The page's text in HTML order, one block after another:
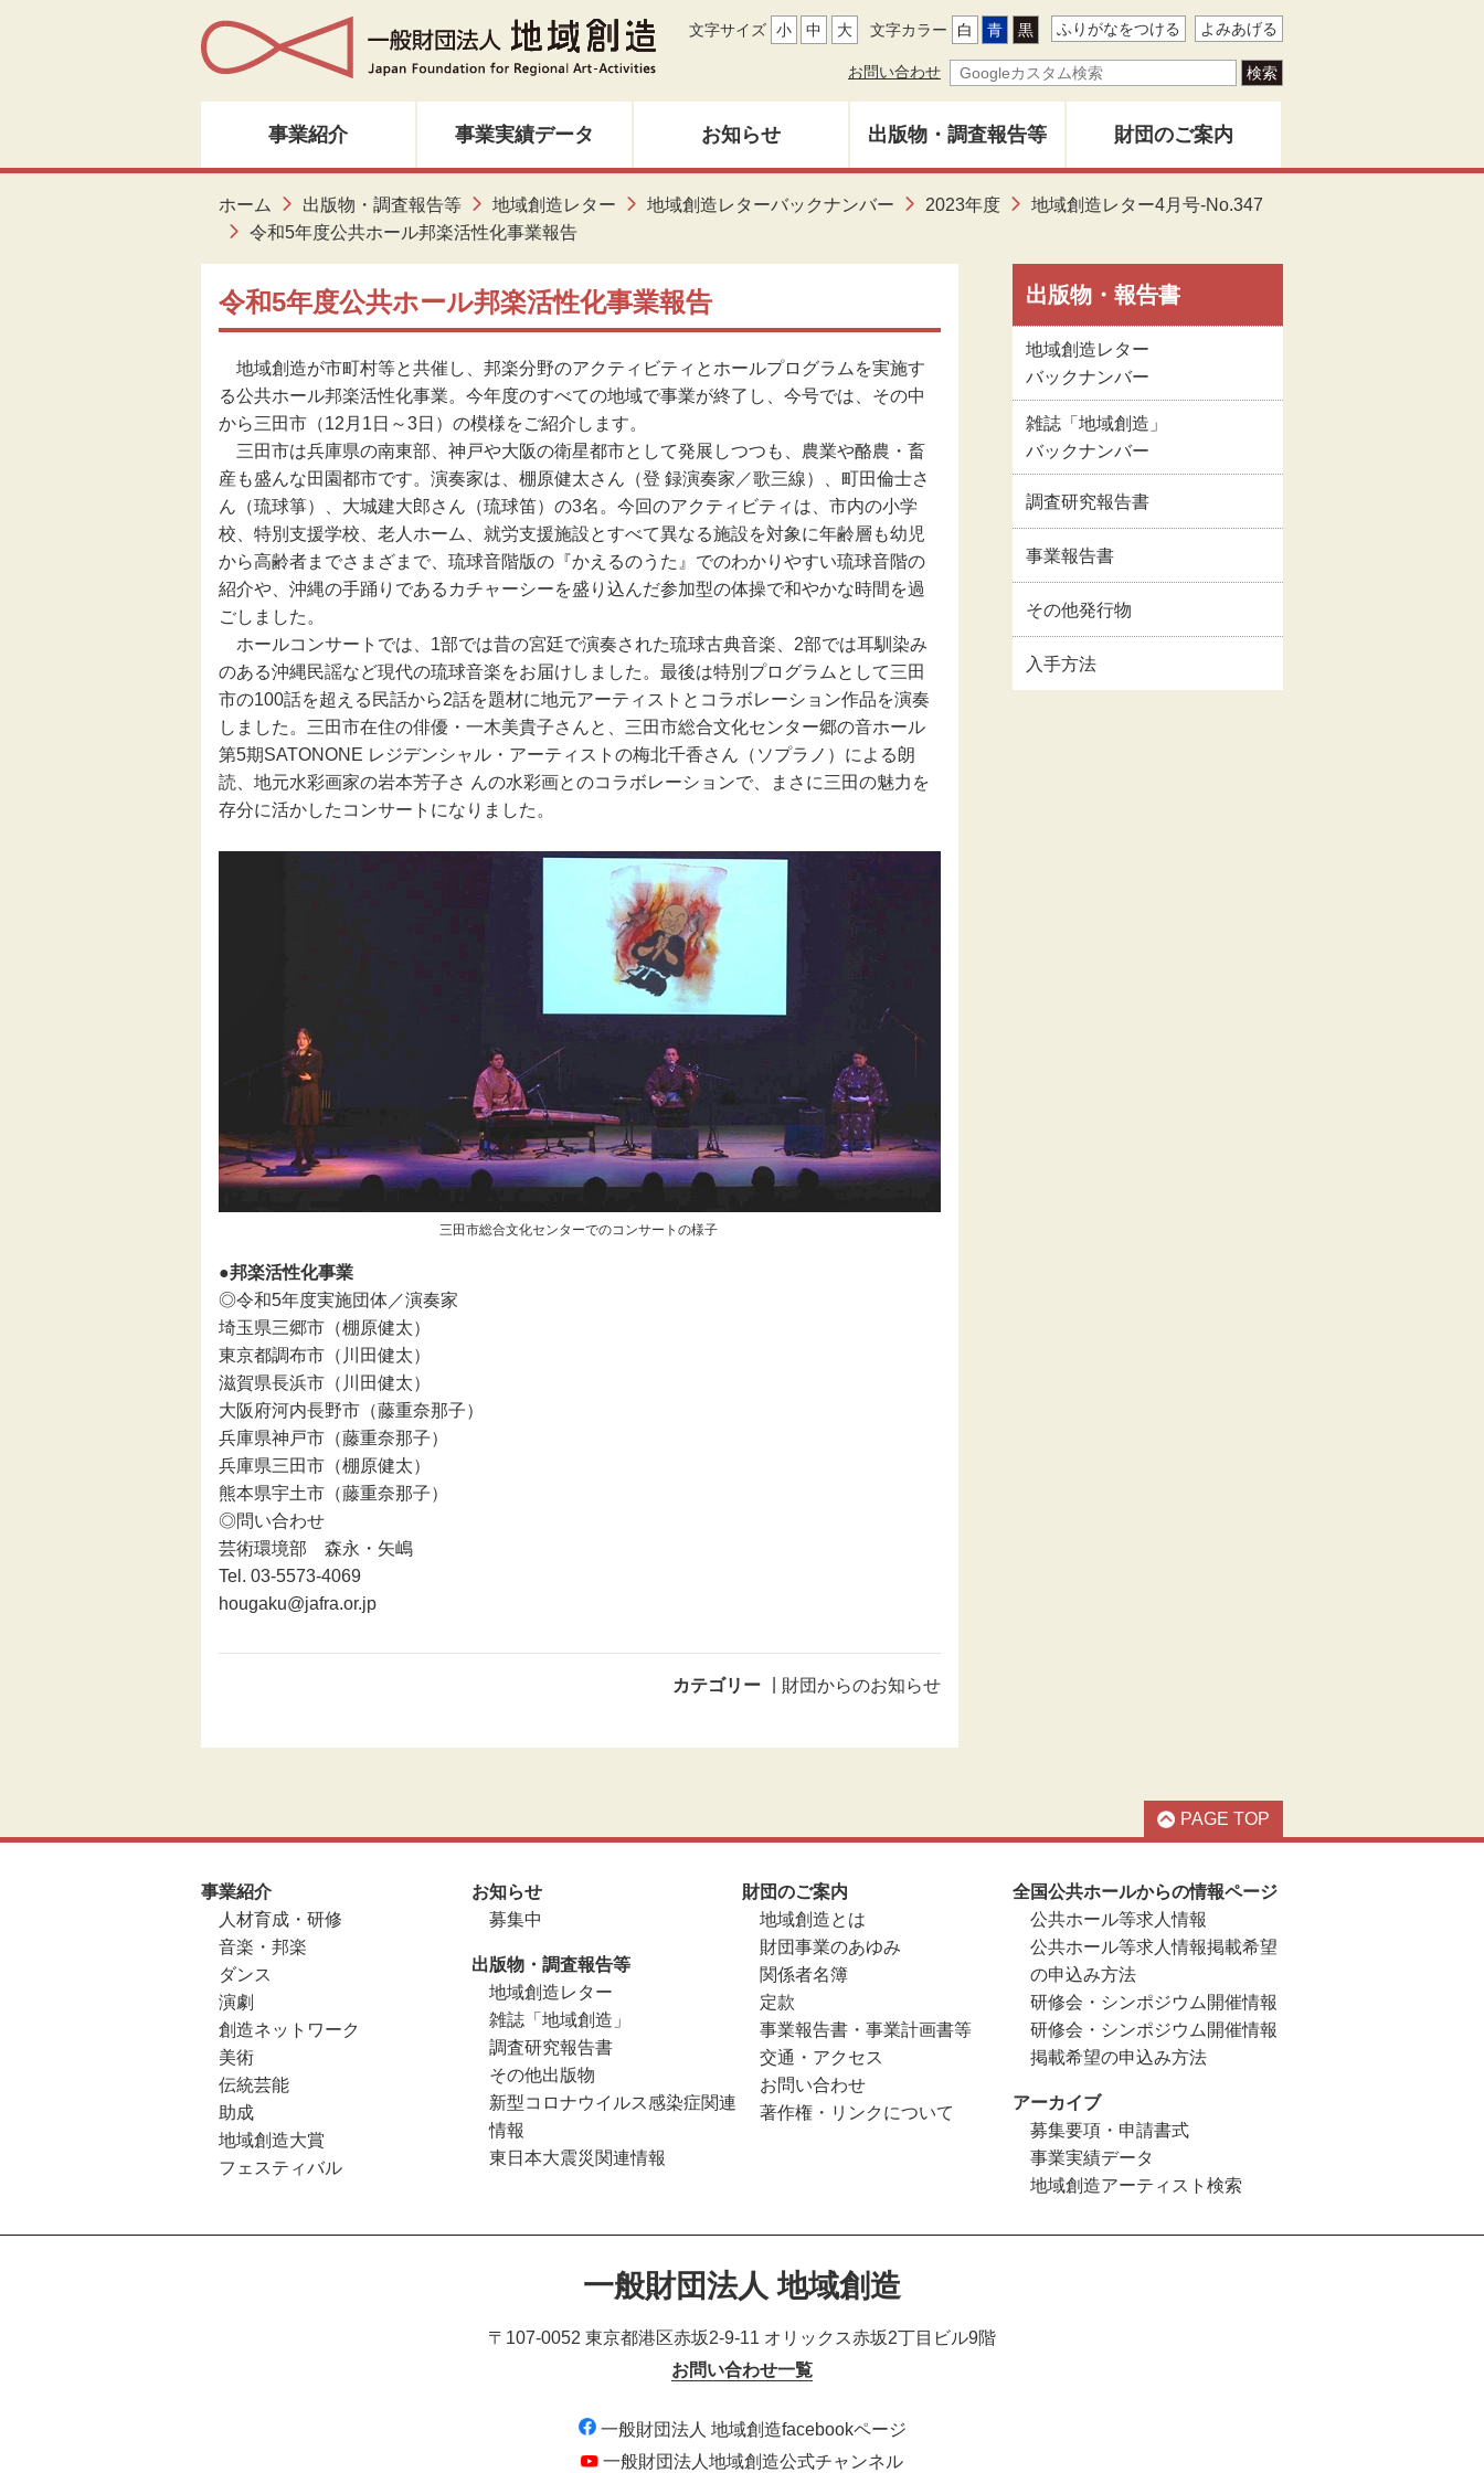
文字サイズ 小 中 大 文字カラー 白 青 黒 ふりがなをつける よみあげる
お問い合わせ
事業紹介
人材育成・研修
ダンス
演劇
創造ネットワーク
美術
伝統芸能
助成
フェスティバル
地域創造大賞
事業実績データ お知らせ
募集中
出版物・調査報告等
地域創造レター
雑誌「地域創造」
調査研究報告書
その他出版物
新型コロナウイルス
感染症関連情報
東日本大震災関連情
財団のご案内
地域創造とは
財団事業のあゆみ
関係者名簿
事業報告書・事業計
画書等
ホーム 出版物・調査報告等 地域創造レター 地域創造レターバックナンバー 2023年度
地域創造レター4月号-No.347
令和5年度公共ホール邦楽活性化事業報告
令和5年度公共ホール邦楽活性化事業報告
地域創造が市町村等と共催し、邦楽分野のアクティビティとホールプログラムを実施す
る公共ホール邦楽活性化事業。今年度のすべての地域で事業が終了し、今号では、その中
から三田市（12月1日～3日）の模様をご紹介します。
三田市は兵庫県の南東部、神戸や大阪の衛星都市として発展しつつも、農業や酪農・畜
産も盛んな田園都市です。演奏家は、棚原健太さん（登 録演奏家／歌三線）、町田倫士さ
ん（琉球箏）、大城建大郎さん（琉球笛）の3名。今回のアクティビティは、市内の小学
校、特別支援学校、老人ホーム、就労支援施設とすべて異なる施設を対象に年齢層も幼児
から高齢者までさまざまで、琉球音階版の『かえるのうた』でのわかりやすい琉球音階の
紹介や、沖縄の手踊りであるカチャーシーを盛り込んだ参加型の体操で和やかな時間を過
ごしました。
ホールコンサートでは、1部では昔の宮廷で演奏された琉球古典音楽、2部では耳馴染み
のある沖縄民謡など現代の琉球音楽をお届けしました。最後は特別プログラムとして三田
市の100話を超える民話から2話を題材に地元アーティストとコラボレーション作品を演奏
しました。三田市在住の俳優・一木美貴子さんと、三田市総合文化センター郷の音ホール
第5期SATONONE レジデンシャル・アーティストの梅北千香さん（ソプラノ）による朗
読、地元水彩画家の岩本芳子さ んの水彩画とのコラボレーションで、まさに三田の魅力を
存分に活かしたコンサートになりました。
三田市総合文化センターでのコンサートの様子
●邦楽活性化事業
◎令和5年度実施団体／演奏家
埼玉県三郷市（棚原健太）
東京都調布市（川田健太）
滋賀県長浜市（川田健太）
大阪府河内長野市（藤重奈那子）
兵庫県神戸市（藤重奈那子）
兵庫県三田市（棚原健太）
熊本県宇土市（藤重奈那子）
◎問い合わせ
芸術環境部 森永・矢嶋
Tel. 03-5573-4069
hougaku@jafra.or.jp
カテゴリー 財団からのお知らせ
出版物・報告書
地域創造レター
バックナンバー
雑誌「地域創造」
バックナンバー
調査研究報告書
事業報告書
その他発行物
入手方法
PAGE TOP
事業紹介
人材育成・研修
音楽・邦楽
ダンス
演劇
創造ネットワーク
美術
伝統芸能
助成
地域創造大賞
フェスティバル
お知らせ
募集中
出版物・調査報告等
地域創造レター
雑誌「地域創造」
調査研究報告書
その他出版物
新型コロナウイルス感染症関連
情報
東日本大震災関連情報
財団のご案内
地域創造とは
財団事業のあゆみ
関係者名簿
定款
事業報告書・事業計画書等
交通・アクセス
お問い合わせ
著作権・リンクについて
全国公共ホールからの情報ページ
公共ホール等求人情報
公共ホール等求人情報掲載希望
の申込み方法
研修会・シンポジウム開催情報
研修会・シンポジウム開催情報
掲載希望の申込み方法
アーカイブ
募集要項・申請書式
事業実績データ
地域創造アーティスト検索
一般財団法人 地域創造
〒107-0052 東京都港区赤坂2-9-11 オリックス赤坂2丁目ビル9階
お問い合わせ一覧
一般財団法人 地域創造facebookページ
一般財団法人地域創造公式チャンネル